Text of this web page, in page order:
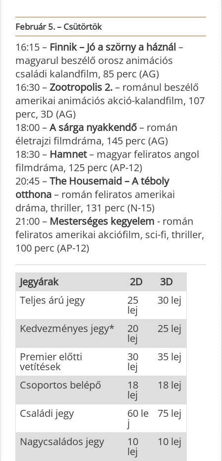
Február 5. – Csütörtök
16:15 – Finnik – Jó a szörny a háznál–
magyarul beszélő orosz animációs
családi kalandfilm, 85 perc (AG)
16:30 –Zootropolis 2.– románul beszélő
amerikai animációs akció-kalandfilm, 107
perc, 3D (AG)
18:00 –A sárga nyakkendő– román
életrajzi filmdráma, 145 perc (AG)
18:30 – Hamnet– magyar feliratos angol
filmdráma, 125 perc (AP-12)
20:45 –The Housemaid – A téboly
otthona– román feliratos amerikai
dráma, thriller, 131 perc (N-15)
21:00 – Mesterséges kegyelem - román
feliratos amerikai akciófilm, sci-fi, thriller,
100 perc (AP-12)
Jegyárak 2D
3D
Teljes árú jegy
25
lej
30 lej
Kedvezményes jegy* 20
lej
25 lej
Premier előtti
vetítések
30
lej
35 lej
Csoportos belépő 18
lej
18 lej
Családi jegy 60 le
j
75 lej
Nagycsaládos jegy 10
lej
10 lej